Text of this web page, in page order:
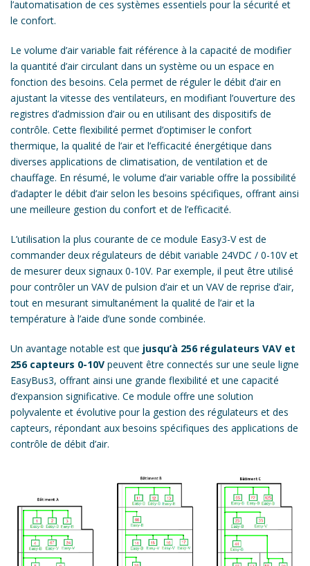
l’automatisation de ces systèmes essentiels pour la sécurité et
le confort.
Le volume d’air variable fait référence à la capacité de modifier
la quantité d’air circulant dans un système ou un espace en
fonction des besoins. Cela permet de réguler le débit d’air en
ajustant la vitesse des ventilateurs, en modifiant l’ouverture des
registres d’admission d’air ou en utilisant des dispositifs de
contrôle. Cette flexibilité permet d’optimiser le confort
thermique, la qualité de l’air et l’efficacité énergétique dans
diverses applications de climatisation, de ventilation et de
chauffage. En résumé, le volume d’air variable offre la possibilité
d’adapter le débit d’air selon les besoins spécifiques, offrant ainsi
une meilleure gestion du confort et de l’efficacité.
L’utilisation la plus courante de ce module Easy3-V est de
commander deux régulateurs de débit variable 24VDC / 0-10V et
de mesurer deux signaux 0-10V. Par exemple, il peut être utilisé
pour contrôler un VAV de pulsion d’air et un VAV de reprise d’air,
tout en mesurant simultanément la qualité de l’air et la
température à l’aide d’une sonde combinée.
Un avantage notable est que jusqu’à 256 régulateurs VAV et
256 capteurs 0-10V peuvent être connectés sur une seule ligne
EasyBus3, offrant ainsi une grande flexibilité et une capacité
d’expansion significative. Ce module offre une solution
polyvalente et évolutive pour la gestion des régulateurs et des
capteurs, répondant aux besoins spécifiques des applications de
contrôle de débit d’air.